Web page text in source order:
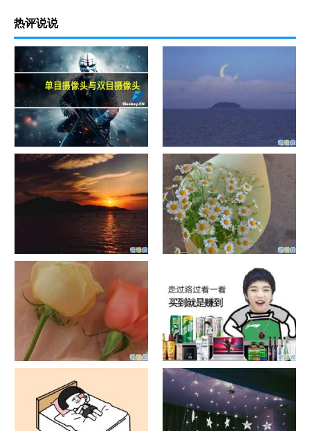
热评说说
单目摄像头与双目摄像头
晚安励志语录带图片 晚安心语
励志鸡汤
日出文案温柔句子 看日出的微
信说说配图
晒风景照的唯美说说配图 适合
发风景的朋友圈文案
官宣恋爱的说说配图 官宣句子
抖音摆地摊文案 摆地摊的搞笑
说说带图片